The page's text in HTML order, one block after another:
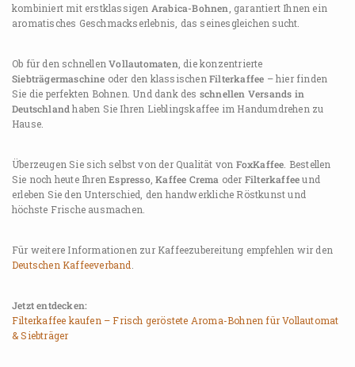
kombiniert mit erstklassigen Arabica-Bohnen , garantiert Ihnen ein
aromatisches Geschmackserlebnis, das seinesgleichen sucht.
Ob für den schnellenVollautomaten , die konzentrierte
Siebträgermaschine oder den klassischenFilterkaffee – hier finden
Sie die perfekten Bohnen. Und dank des schnellen Versands in
Deutschland haben Sie Ihren Lieblingskaffee im Handumdrehen zu
Hause.
Überzeugen Sie sich selbst von der Qualität von FoxKaffee . Bestellen
Sie noch heute IhrenEspresso,Kaffee Crema oder Filterkaffeeund
erleben Sie den Unterschied, den handwerkliche Röstkunst und
höchste Frische ausmachen.
Für weitere Informationen zur Kaffeezubereitung empfehlen wir den
Deutschen Kaffeeverband
Jetzt entdecken:
Filterkaffee kaufen – Frisch geröstete Aroma-Bohnen für Vollautomat
& Siebträger